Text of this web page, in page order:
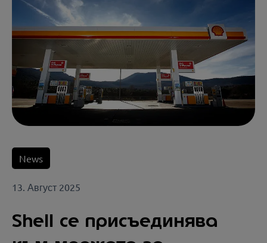
News
13. Август 2025
Shell се присъединява